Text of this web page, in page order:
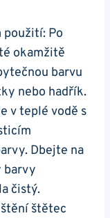
Po
okamžitě
barvu
nebo hadřík.
v teplé vodě s
Dbejte na
barvy
čistý.
štětec